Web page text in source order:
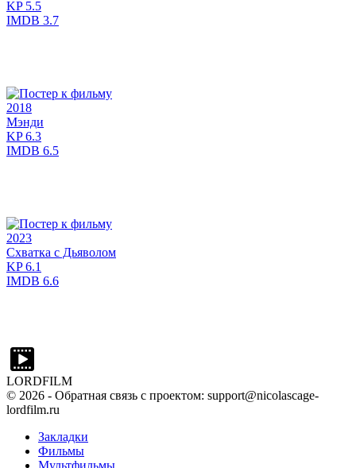
KP5.5
IMDB 3.7
2018
Мэнди
KP6.3
IMDB 6.5
2023
Схватка с Дьяволом
KP6.1
IMDB 6.6
LORDFILM
© 2026 - Обратная связь с проектом: support@nicolascage-
lordfilm.ru
Закладки
Фильмы
Мультфильмы